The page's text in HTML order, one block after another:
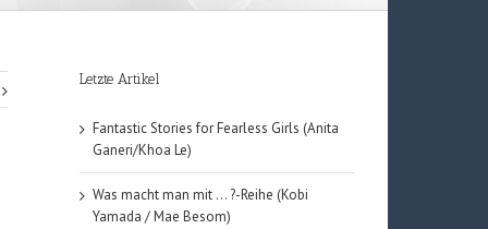
Letzte Artikel
Fantastic Stories for Fearless Girls (Anita
Ganeri/Khoa Le)
Was macht man mit … ?-Reihe (Kobi
Yamada / Mae Besom)